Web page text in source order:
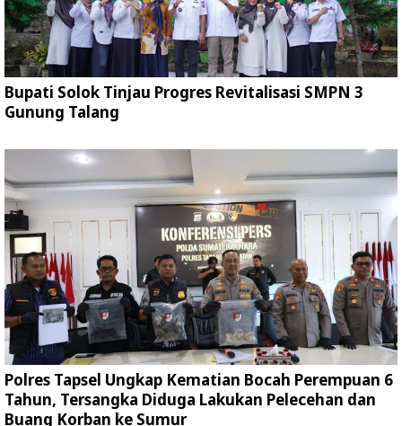
Bupati Solok Tinjau Progres Revitalisasi SMPN 3
Gunung Talang
Polres Tapsel Ungkap Kematian Bocah Perempuan 6
Tahun, Tersangka Diduga Lakukan Pelecehan dan
Buang Korban ke Sumur